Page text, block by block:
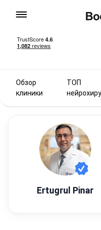
Обзор
клиники
ТОП
Ertugrul Pinar